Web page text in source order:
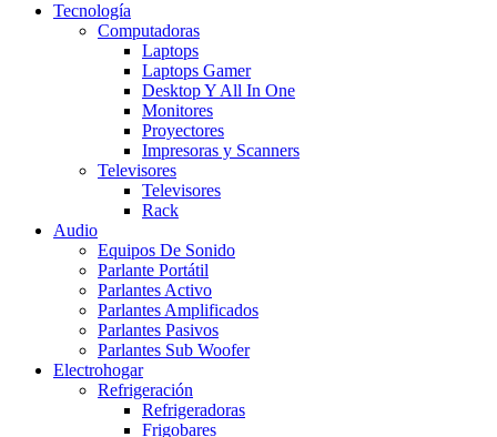
Tecnología
Computadoras
Laptops
Laptops Gamer
Desktop Y All In One
Monitores
Proyectores
Impresoras y Scanners
Televisores
Televisores
Rack
Audio
Equipos De Sonido
Parlante Portátil
Parlantes Activo
Parlantes Amplificados
Parlantes Pasivos
Parlantes Sub Woofer
Electrohogar
Refrigeración
Refrigeradoras
Frigobares